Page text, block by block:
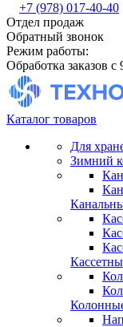
+7 (978) 017-40-40
Отдел продаж
Обратный звонок
Режим работы:
Обработка заказов
Каталог товаров
Для
Зимний